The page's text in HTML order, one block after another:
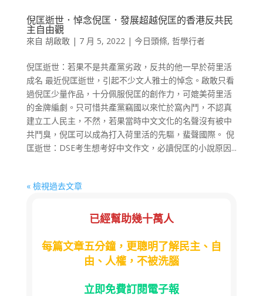
倪匡逝世．悼念倪匡．發展超越倪匡的香港反共民
主自由觀
來自 胡啟敢| 7 月 5, 2022| 今日頭條, 哲學行者
倪匡逝世：若果不是共產黨劣政，反共的他一早於荷里活
成名 最近倪匡逝世，引起不少文人雅士的悼念。啟敢只看
過倪匡少量作品，十分佩服倪匡的創作力，可媲美荷里活
的金牌編劇。只可惜共產黨竊國以來忙於窩內鬥，不認真
建立工人民主，不然，若果當時中文文化的名聲沒有被中
共鬥臭，倪匡可以成為打入荷里活的先驅，蜚聲國際。 倪
匡逝世：DSE考生想考好中文作文，必讀倪匡的小說原因...
« 檢視過去文章
已經幫助幾十萬人
每篇文章五分鐘，更聰明了解民主、自
由、人權，不被洗腦
立即免費訂閱電子報